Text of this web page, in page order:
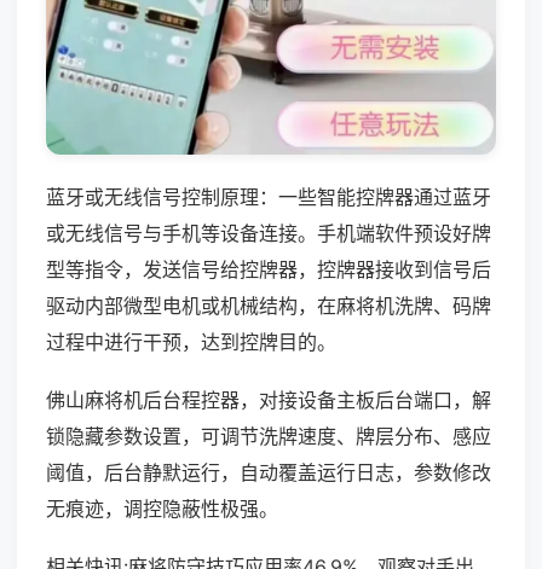
蓝牙或无线信号控制原理：一些智能控牌器通过蓝牙
或无线信号与手机等设备连接。手机端软件预设好牌
型等指令，发送信号给控牌器，控牌器接收到信号后
驱动内部微型电机或机械结构，在麻将机洗牌、码牌
过程中进行干预，达到控牌目的。
佛山麻将机后台程控器，对接设备主板后台端口，解
锁隐藏参数设置，可调节洗牌速度、牌层分布、感应
阈值，后台静默运行，自动覆盖运行日志，参数修改
无痕迹，调控隐蔽性极强。